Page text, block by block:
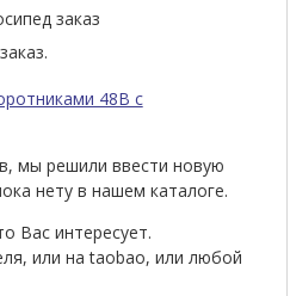
заказ
мы решили ввести новую
нету в нашем каталоге.
Вас интересует.
или на taobao, или любой